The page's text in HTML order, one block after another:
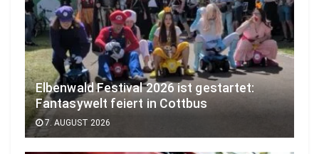
Elbenwald Festival 2026 ist gestartet:
Fantasywelt feiert in Cottbus
7. AUGUST 2026